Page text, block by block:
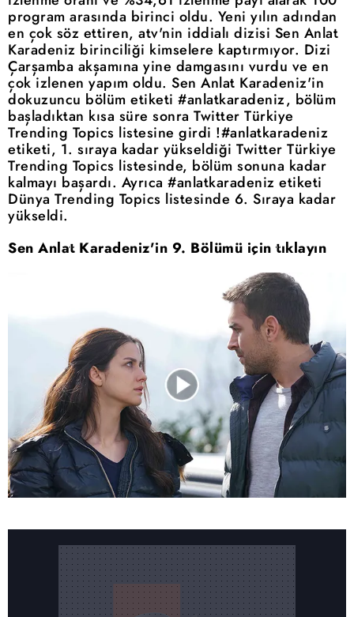
program arasında birinci oldu. Yeni yılın adından
en çok söz ettiren, atv'nin iddialı dizisi Sen Anlat
Karadeniz birinciliği kimselere kaptırmıyor. Dizi
Çarşamba akşamına yine damgasını vurdu ve en
çok izlenen yapım oldu. Sen Anlat Karadeniz'in
dokuzuncu bölüm etiketi #anlatkaradeniz, bölüm
başladıktan kısa süre sonra Twitter Türkiye
Trending Topics listesine girdi !#anlatkaradeniz
etiketi, 1. sıraya kadar yükseldiği Twitter Türkiye
Trending Topics listesinde, bölüm sonuna kadar
kalmayı başardı. Ayrıca #anlatkaradeniz etiketi
Dünya Trending Topics listesinde 6. Sıraya kadar
yükseldi.
Sen Anlat Karadeniz'in 9. Bölümü için tıklayın